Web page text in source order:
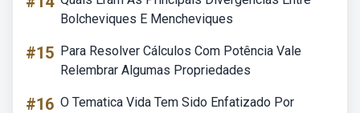
Bolcheviques E Mencheviques
#15 Para Resolver Cálculos Com Potência Vale
Relembrar Algumas Propriedades
#16 O Tematica Vida Tem Sido Enfatizado Por